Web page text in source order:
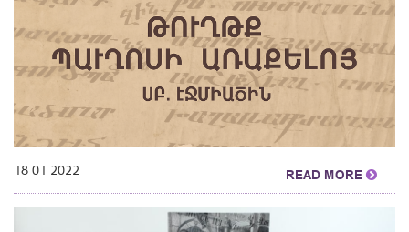
18 01 2022 READ MORE